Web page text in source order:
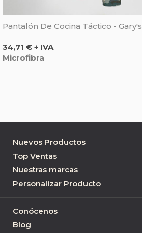
Pantalón De Cocina Táctico - Gary's
Precio
34,71 € + IVA
Microfibra
Nuevos Productos
Top Ventas
Nuestras marcas
Personalizar Producto
Conócenos
Blog